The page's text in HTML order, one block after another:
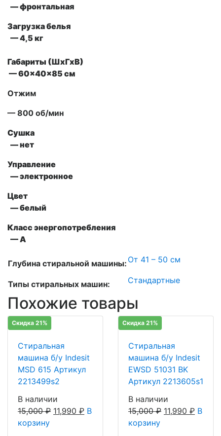
— фронтальная
Загрузка белья
— 4,5 кг
Габариты (ШxГxВ)
— 60x40x85 см
Отжим
— 800 об/мин
Сушка
— нет
Управление
— электронное
Цвет
— белый
Класс энергопотребления
— А
Глубина стиральной машины: От 41 – 50 см
Типы стиральных машин: Стандартные
Похожие товары
Скидка 21%
Стиральная
машина б/у Indesit
MSD 615 Артикул
2213499s2
В наличии
15,000₽ 11,990 ₽ В
корзину
Скидка 21%
Стиральная
машина б/у Indesit
EWSD 51031 BK
Артикул 2213605s1
В наличии
15,000₽ 11,990 ₽ В
корзину